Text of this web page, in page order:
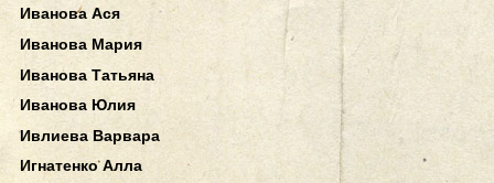
Иванова Ася
Иванова Мария
Иванова Татьяна
Иванова Юлия
Ивлиева Варвара
Игнатенко Алла